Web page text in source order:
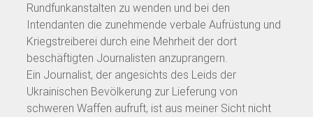
Rundfunkanstalten zu wenden und bei den
Intendanten die zunehmende verbale Aufrüstung und
Kriegstreiberei durch eine Mehrheit der dort
beschäftigten Journalisten anzuprangern.
Ein Journalist, der angesichts des Leids der
Ukrainischen Bevölkerung zur Lieferung von
schweren Waffen aufruft, ist aus meiner Sicht nicht